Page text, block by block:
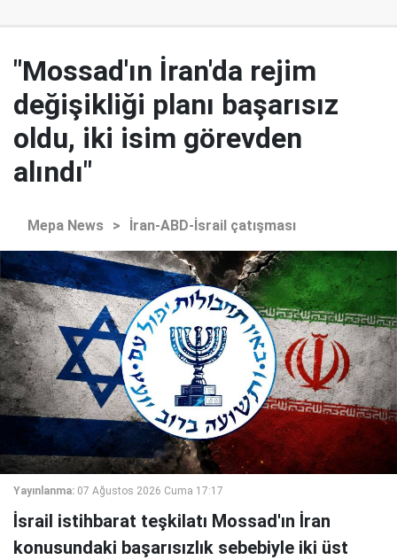
"Mossad'ın İran'da rejim
değişikliği planı başarısız
oldu, iki isim görevden
alındı"
Mepa News > İran-ABD-İsrail çatışması
Yayınlanma: 07 Ağustos 2026 Cuma 17:17
İsrail istihbarat teşkilatı Mossad'ın İran
konusundaki başarısızlık sebebiyle iki üst